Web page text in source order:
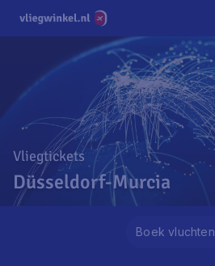
Vliegtickets
Düsseldorf-Murcia
Boek vluchten